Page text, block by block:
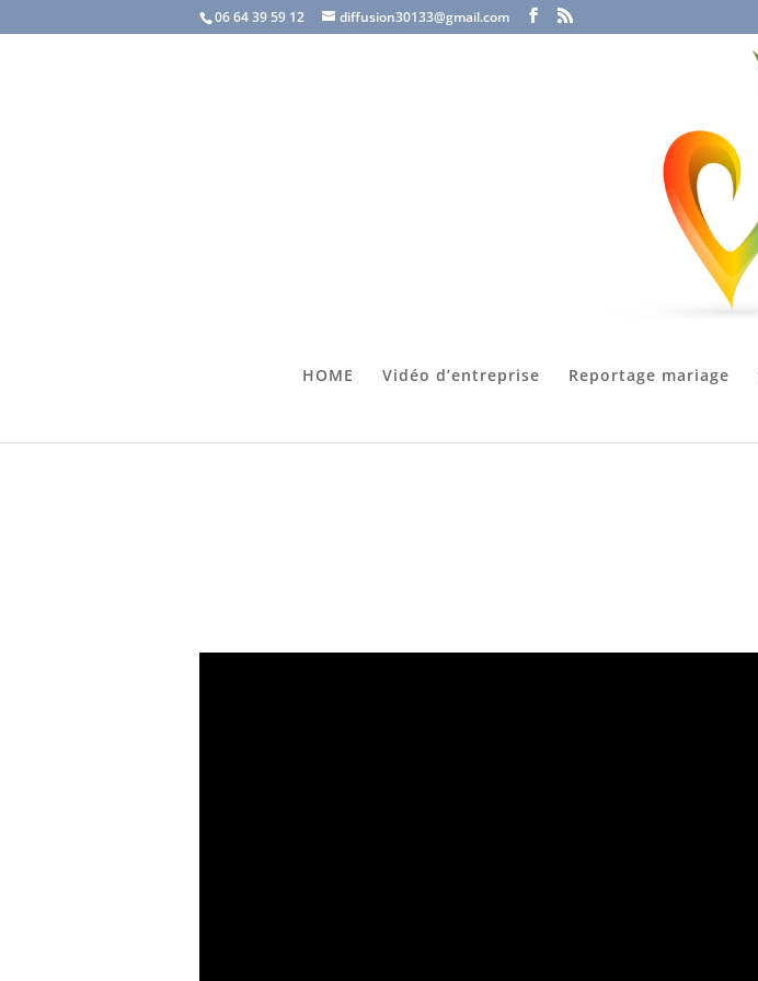
06 64 39 59 12 diffusion30133@gmail.com
HOME Vidéo d’entreprise Reportage mariage